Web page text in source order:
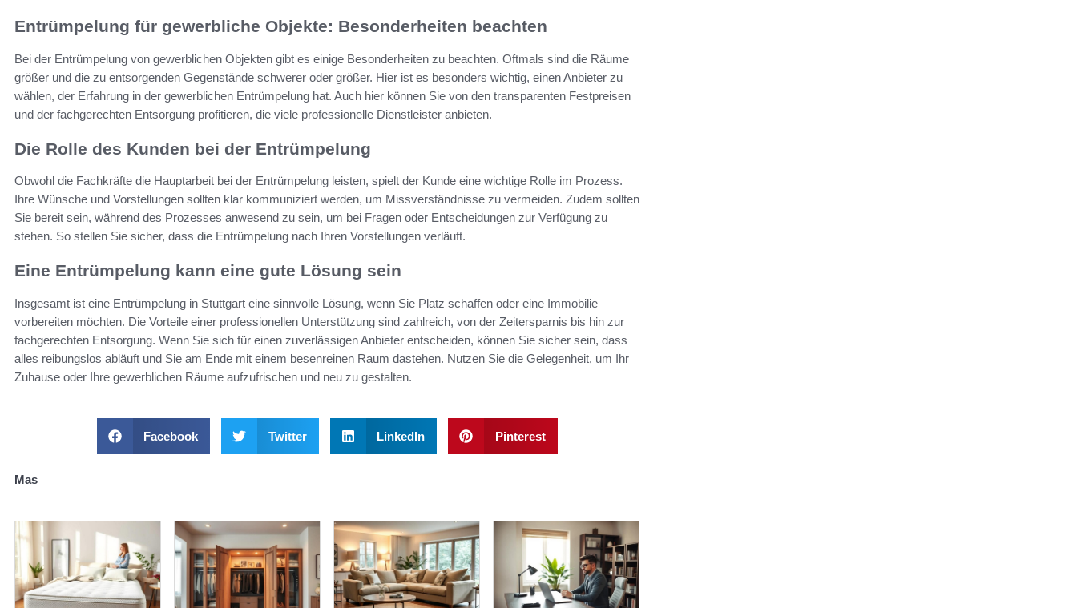
Entrümpelung für gewerbliche Objekte: Besonderheiten beachten
Bei der Entrümpelung von gewerblichen Objekten gibt es einige Besonderheiten zu beachten. Oftmals sind die Räume
größer und die zu entsorgenden Gegenstände schwerer oder größer. Hier ist es besonders wichtig, einen Anbieter zu
wählen, der Erfahrung in der gewerblichen Entrümpelung hat. Auch hier können Sie von den transparenten Festpreisen
und der fachgerechten Entsorgung profitieren, die viele professionelle Dienstleister anbieten.
Die Rolle des Kunden bei der Entrümpelung
Obwohl die Fachkräfte die Hauptarbeit bei der Entrümpelung leisten, spielt der Kunde eine wichtige Rolle im Prozess.
Ihre Wünsche und Vorstellungen sollten klar kommuniziert werden, um Missverständnisse zu vermeiden. Zudem sollten
Sie bereit sein, während des Prozesses anwesend zu sein, um bei Fragen oder Entscheidungen zur Verfügung zu
stehen. So stellen Sie sicher, dass die Entrümpelung nach Ihren Vorstellungen verläuft.
Eine Entrümpelung kann eine gute Lösung sein
Insgesamt ist eine Entrümpelung in Stuttgart eine sinnvolle Lösung, wenn Sie Platz schaffen oder eine Immobilie
vorbereiten möchten. Die Vorteile einer professionellen Unterstützung sind zahlreich, von der Zeitersparnis bis hin zur
fachgerechten Entsorgung. Wenn Sie sich für einen zuverlässigen Anbieter entscheiden, können Sie sicher sein, dass
alles reibungslos abläuft und Sie am Ende mit einem besenreinen Raum dastehen. Nutzen Sie die Gelegenheit, um Ihr
Zuhause oder Ihre gewerblichen Räume aufzufrischen und neu zu gestalten.
Facebook Twitter LinkedIn Pinterest
Mas